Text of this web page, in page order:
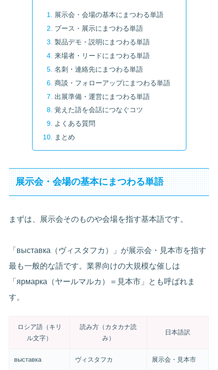
展示会・会場の基本にまつわる単語
ブース・展示にまつわる単語
製品デモ・説明にまつわる単語
来場者・リードにまつわる単語
名刺・連絡先にまつわる単語
商談・フォローアップにまつわる単語
出展準備・運営にまつわる単語
覚えた語を会話につなぐコツ
よくある質問
まとめ
展示会・会場の基本にまつわる単語
まずは、展示会そのものや会場を指す基本語です。
「выставка（ヴィスタフカ）」が展示会・見本市を指す
最も一般的な語です。業界向けの大規模な催しは
「ярмарка（ヤールマルカ）＝見本市」とも呼ばれま
す。
ロシア語（キリ
ル文字）
読み方（カタカナ読
み）
日本語訳
выставка ヴィスタフカ 展示会・見本市